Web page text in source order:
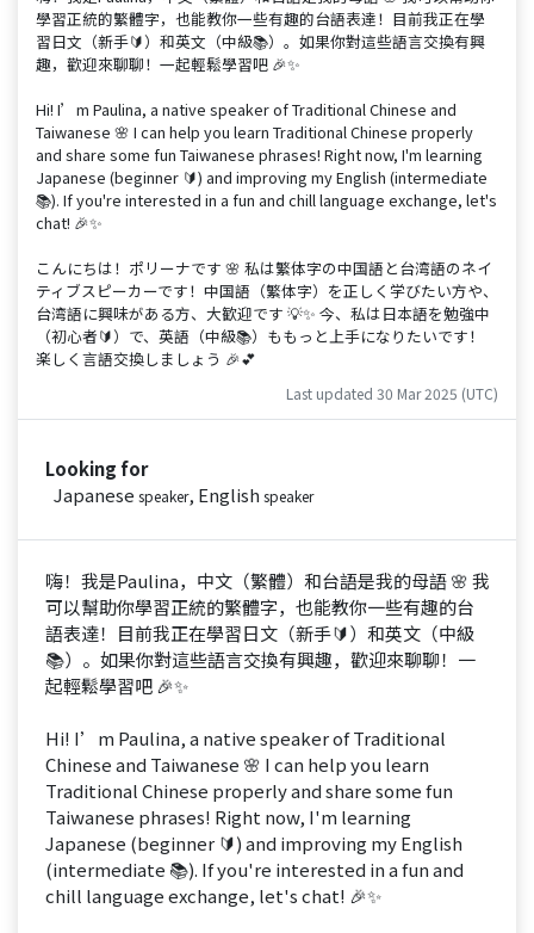
學習正統的繁體字，也能教你一些有趣的台語表達！目前我正在學
習日文（新手🔰）和英文（中級📚）。如果你對這些語言交換有興
趣，歡迎來聊聊！一起輕鬆學習吧 🎉✨
Hi! I’m Paulina, a native speaker of Traditional Chinese and
Taiwanese 🌸 I can help you learn Traditional Chinese properly
and share some fun Taiwanese phrases! Right now, I'm learning
Japanese (beginner 🔰) and improving my English (intermediate
📚). If you're interested in a fun and chill language exchange, let's
chat! 🎉✨
こんにちは！ポリーナです 🌸 私は繁体字の中国語と台湾語のネイ
ティブスピーカーです！中国語（繁体字）を正しく学びたい方や、
台湾語に興味がある方、大歓迎です 💡✨ 今、私は日本語を勉強中
（初心者🔰）で、英語（中級📚）ももっと上手になりたいです！
楽しく言語交換しましょう 🎉💕
Last updated 30 Mar 2025 (UTC)
Looking for
Japanese speaker, English speaker
嗨！我是Paulina，中文（繁體）和台語是我的母語 🌸 我
可以幫助你學習正統的繁體字，也能教你一些有趣的台
語表達！目前我正在學習日文（新手🔰）和英文（中級
📚）。如果你對這些語言交換有興趣，歡迎來聊聊！一
起輕鬆學習吧 🎉✨
Hi! I’m Paulina, a native speaker of Traditional
Chinese and Taiwanese 🌸 I can help you learn
Traditional Chinese properly and share some fun
Taiwanese phrases! Right now, I'm learning
Japanese (beginner 🔰) and improving my English
(intermediate 📚). If you're interested in a fun and
chill language exchange, let's chat! 🎉✨